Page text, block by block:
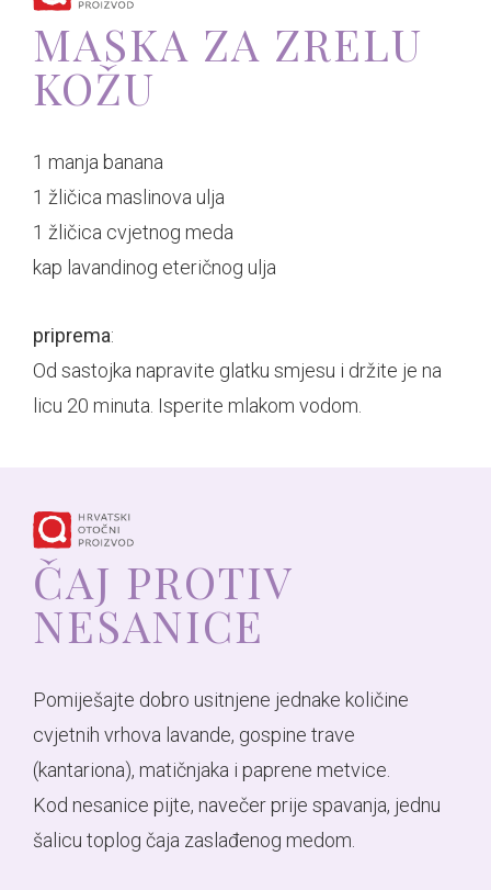
PROIZVODI
RECEPTI
PUT
LAVANDE
OKUĆNICA
SOBA
APARTMAN
BR.4
APARTMAN
BR.3
APARTMAN
RABU
KONTAKT
HR
MASKA ZA ZRELU
KOŽU
1 manja banana
1 žličica maslinova ulja
1 žličica cvjetnog meda
kap lavandinog eteričnog ulja
priprema:
Od sastojka napravite glatku smjesu i držite je na
licu 20 minuta. Isperite mlakom vodom.
ČAJ PROTIV
NESANICE
Pomiješajte dobro usitnjene jednake količine
cvjetnih vrhova lavande, gospine trave
(kantariona), matičnjaka i paprene metvice.
Kod nesanice pijte, navečer prije spavanja, jednu
šalicu toplog čaja zaslađenog medom.